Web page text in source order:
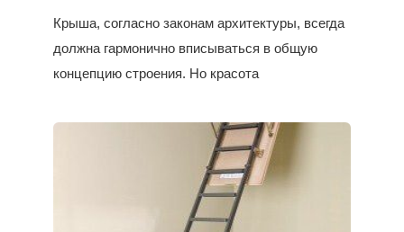
Крыша, согласно законам архитектуры, всегда
должна гармонично вписываться в общую
концепцию строения. Но красота